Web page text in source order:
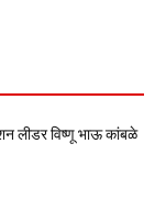
लीडर विष्णू भाऊ कांबळे